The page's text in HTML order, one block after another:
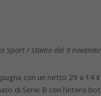
Sport / Stadio del 9
con un netto 29 a 14 il
di Serie B con l’intero